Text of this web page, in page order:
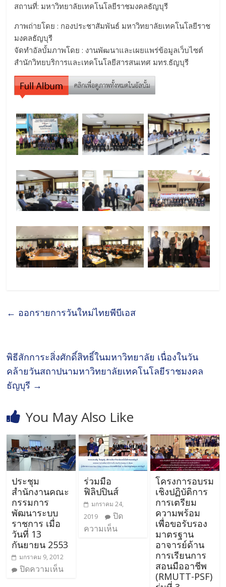
สถานที่: มหาวิทยาลัยเทคโนโลยีราชมงคลธัญบุรี
ภาพถ่ายโดย : กองประชาสัมพันธ์ มหาวิทยาลัยเทคโนโลยีราช
มงคลธัญบุรี
จัดทำอัลบั้มภาพโดย : งานพัฒนาและเผยแพร่ข้อมูลเว็บไซต์
สำนักวิทยบริการและเทคโนโลยีสารสนเทศ มทร.ธัญบุรี
← ออกรายการวันใหม่ไทยพีบีเอส
พิธีสักการะสิ่งศักดิ์สิทธิ์ในมหาวิทยาลัย เนื่องในวัน
คล้ายวันสถาปนามหาวิทยาลัยเทคโนโลยีราชมงคล
ธัญบุรี →
You May Also Like
ประชุม
สำนักงานคณะ
กรรมการ
พัฒนาระบบ
ราชการ เมื่อ
วันที่ 13
กันยายน 2553
มกราคม 9, 2012
ปิดความเห็น
ร่วมมือ
ฟิลิปปินส์
มกราคม 24,
2019
ปิด
ความเห็น
โครงการอบรม
เชิงปฏิบัติการ
การเตรียม
ความพร้อม
เพื่อขอรับรอง
มาตรฐาน
อาจารย์ด้าน
การเรียนการ
สอนมืออาชีพ
(RMUTT-PSF)